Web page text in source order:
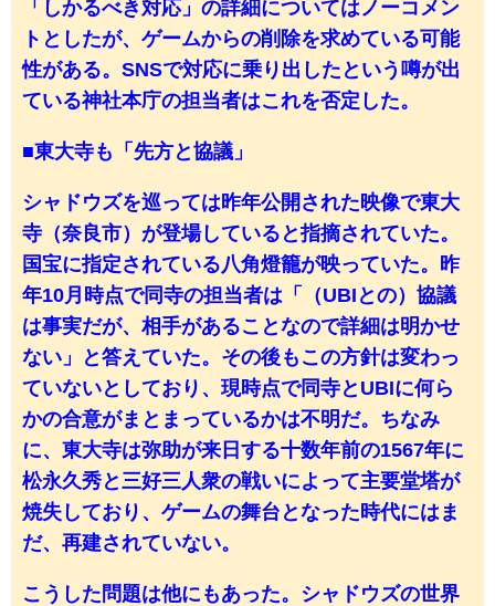
「しかるべき対応」の詳細についてはノーコメン
トとしたが、ゲームからの削除を求めている可能
性がある。SNSで対応に乗り出したという噂が出
ている神社本庁の担当者はこれを否定した。
■東大寺も「先方と協議」
シャドウズを巡っては昨年公開された映像で東大
寺（奈良市）が登場していると指摘されていた。
国宝に指定されている八角燈籠が映っていた。昨
年10月時点で同寺の担当者は「（UBIとの）協議
は事実だが、相手があることなので詳細は明かせ
ない」と答えていた。その後もこの方針は変わっ
ていないとしており、現時点で同寺とUBIに何ら
かの合意がまとまっているかは不明だ。ちなみ
に、東大寺は弥助が来日する十数年前の1567年に
松永久秀と三好三人衆の戦いによって主要堂塔が
焼失しており、ゲームの舞台となった時代にはま
だ、再建されていない。
こうした問題は他にもあった。シャドウズの世界